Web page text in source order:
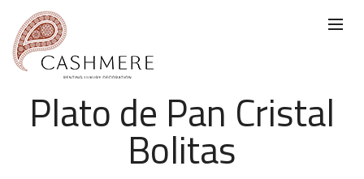
Plato de Pan Cristal
Bolitas